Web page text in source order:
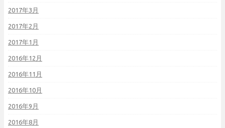
2017年3月
2017年2月
2017年1月
2016年12月
2016年11月
2016年10月
2016年9月
2016年8月